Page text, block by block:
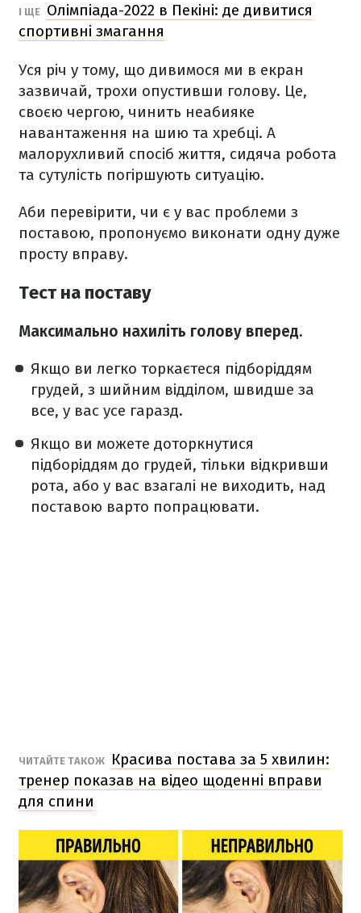
І ЩЕ Олімпіада-2022 в Пекіні: де дивитися
спортивні змагання
Уся річ у тому, що дивимося ми в екран
зазвичай, трохи опустивши голову. Це,
своєю чергою, чинить неабияке
навантаження на шию та хребці. А
малорухливий спосіб життя, сидяча робота
та сутулість погіршують ситуацію.
Аби перевірити, чи є у вас проблеми з
поставою, пропонуємо виконати одну дуже
просту вправу.
Тест на поставу
Максимально нахиліть голову вперед.
Якщо ви легко торкаєтеся підборіддям
грудей, з шийним відділом, швидше за
все, у вас усе гаразд.
Якщо ви можете доторкнутися
підборіддям до грудей, тільки відкривши
рота, або у вас взагалі не виходить, над
поставою варто попрацювати.
ЧИТАЙТЕ ТАКОЖ
Красива постава за 5 хвилин:
тренер показав на відео щоденні вправи
для спини